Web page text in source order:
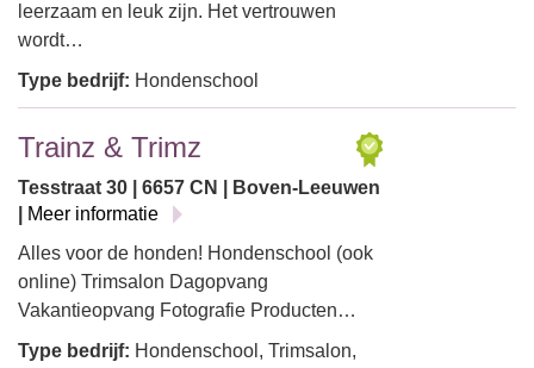
leerzaam en leuk zijn. Het vertrouwen
wordt…
Type bedrijf: Hondenschool
Trainz & Trimz
Tesstraat 30 | 6657 CN | Boven-Leeuwen
Meer informatie
Alles voor de honden! Hondenschool (ook
online) Trimsalon Dagopvang
Vakantieopvang Fotografie Producten…
Type bedrijf: Hondenschool, Trimsalon,